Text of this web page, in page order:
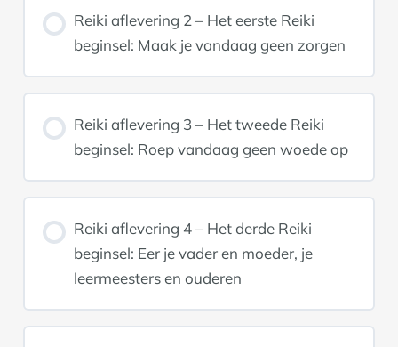
Reiki aflevering 2 – Het eerste Reiki
beginsel: Maak je vandaag geen zorgen
Reiki aflevering 3 – Het tweede Reiki
beginsel: Roep vandaag geen woede op
Reiki aflevering 4 – Het derde Reiki
beginsel: Eer je vader en moeder, je
leermeesters en ouderen